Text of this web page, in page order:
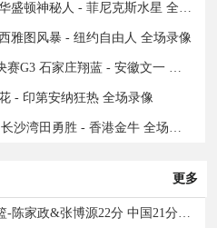
2024年09月06日WNBA常规赛 华盛顿神秘人 - 菲尼克斯水星 全场录像
雅图风暴 - 纽约自由人 全场录像
2024年09月05日NBL季后赛半决赛G3 石家庄翔蓝 - 安徽文一 全场录像
- 印第安纳狂热 全场录像
2024年09月04日NBL半决赛G3 长沙湾田勇胜 - 香港金牛 全场录像
更多
2024年09月10日 U18亚洲杯男篮-陈家政&张博源22分 中国21分大胜约旦夺季军！